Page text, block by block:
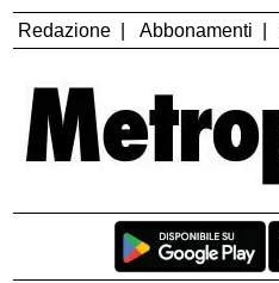
Redazione Abbonamenti